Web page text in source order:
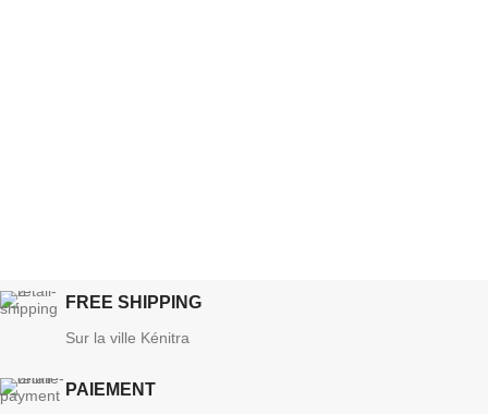
FREE SHIPPING
Sur la ville Kénitra
PAIEMENT